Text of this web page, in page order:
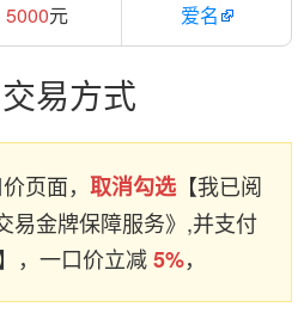
5000元 爱名
易方式
页面， 取消勾选 【我已阅
易金牌保障服务》,并支付
，一口价立减5%，